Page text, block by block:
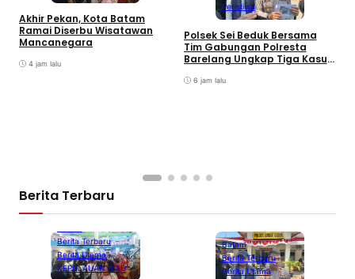
Akhir Pekan, Kota Batam
Ramai Diserbu Wisatawan
Mancanegara
4 jam lalu
Peristiwa
Polsek Sei Beduk Bersama
Tim Gabungan Polresta
Barelang Ungkap Tiga Kasus
6 jam lalu
Berita Terbaru
Berita Terbaru
Berita Utama
KEPULAUAN RIAU
Batam
Berita Terbaru
Berita Utama